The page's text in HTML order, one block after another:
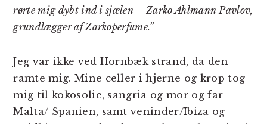
rørte mig dybt ind i sjælen – Zarko Ahlmann Pavlov,
grundlægger af Zarkoperfume.”
Jeg var ikke ved Hornbæk strand, da den
ramte mig. Mine celler i hjerne og krop tog
mig til kokosolie, sangria og mor og far
Malta/ Spanien, samt veninder/Ibiza og